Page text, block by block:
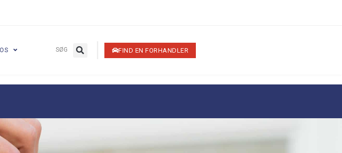
SØG FIND EN FORHANDLER